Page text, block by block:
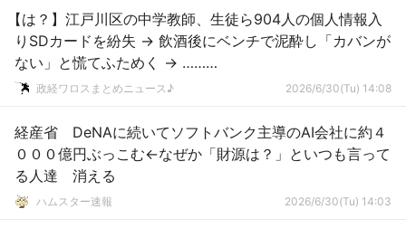
【は？】江戸川区の中学教師、生徒ら904人の個人情報入
りSDカードを紛失 → 飲酒後にベンチで泥酔し「カバンが
ない」と慌てふためく → ………
政経ワロスまとめニュース♪ 2026/6/30(Tu) 14:08
経産省 DeNAに続いてソフトバンク主導のAI会社に約４
０００億円ぶっこむ←なぜか「財源は？」といつも言って
る人達 消える
ハムスター速報 2026/6/30(Tu) 14:03